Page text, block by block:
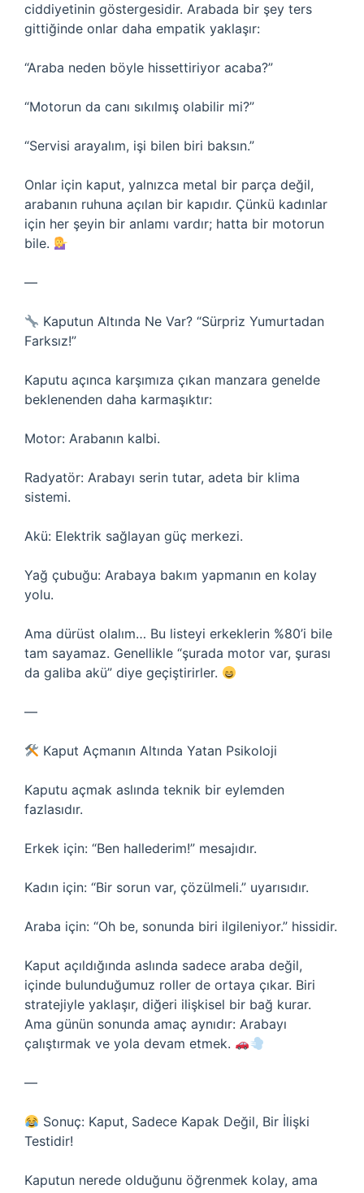
ciddiyetinin göstergesidir. Arabada bir şey ters
gittiğinde onlar daha empatik yaklaşır:
“Araba neden böyle hissettiriyor acaba?”
“Motorun da canı sıkılmış olabilir mi?”
“Servisi arayalım, işi bilen biri baksın.”
Onlar için kaput, yalnızca metal bir parça değil,
arabanın ruhuna açılan bir kapıdır. Çünkü kadınlar
için her şeyin bir anlamı vardır; hatta bir motorun
bile.
—
Kaputun Altında Ne Var? “Sürpriz Yumurtadan
Farksız!”
Kaputu açınca karşımıza çıkan manzara genelde
beklenenden daha karmaşıktır:
Motor: Arabanın kalbi.
Radyatör: Arabayı serin tutar, adeta bir klima
sistemi.
Akü: Elektrik sağlayan güç merkezi.
Yağ çubuğu: Arabaya bakım yapmanın en kolay
yolu.
Ama dürüst olalım… Bu listeyi erkeklerin %80’i bile
tam sayamaz. Genellikle “şurada motor var, şurası
da galiba akü” diye geçiştirirler.
—
Kaput Açmanın Altında Yatan Psikoloji
Kaputu açmak aslında teknik bir eylemden
fazlasıdır.
Erkek için: “Ben hallederim!” mesajıdır.
Kadın için: “Bir sorun var, çözülmeli.” uyarısıdır.
Araba için: “Oh be, sonunda biri ilgileniyor.” hissidir.
Kaput açıldığında aslında sadece araba değil,
içinde bulunduğumuz roller de ortaya çıkar. Biri
stratejiyle yaklaşır, diğeri ilişkisel bir bağ kurar.
Ama günün sonunda amaç aynıdır: Arabayı
çalıştırmak ve yola devam etmek.
—
Sonuç: Kaput, Sadece Kapak Değil, Bir İlişki
Testidir!
Kaputun nerede olduğunu öğrenmek kolay, ama